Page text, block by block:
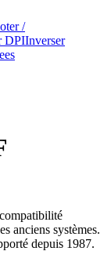
/
DPIInverser
anciens systèmes.
depuis 1987.